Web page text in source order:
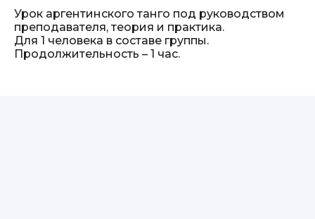
Урок аргентинского танго под руководством
преподавателя, теория и практика.
Для 1 человека в составе группы.
Продолжительность – 1 час.